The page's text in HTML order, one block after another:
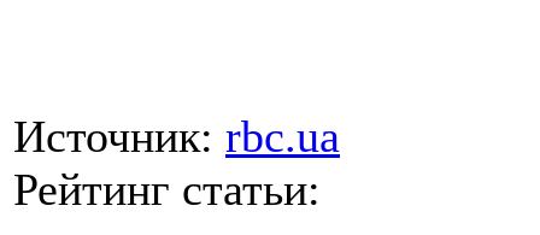
Источник: rbc.ua
Рейтинг статьи: